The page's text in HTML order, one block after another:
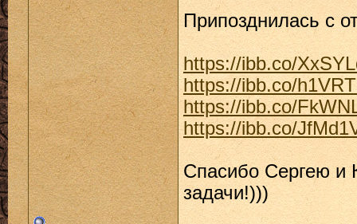
Припозднилась с
https://ibb.co/
https://ibb.co/
https://ibb.co/
https://ibb.co/
Спасибо Сергею и
задачи!)))